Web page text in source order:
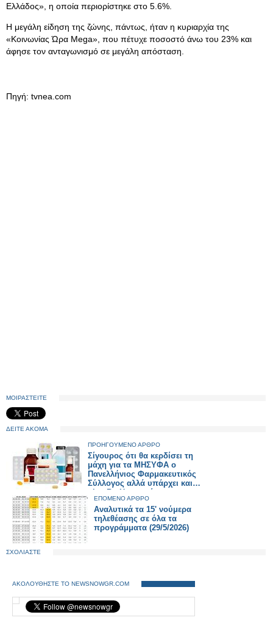
Ελλάδος», η οποία περιορίστηκε στο 5.6%.
Η μεγάλη είδηση της ζώνης, πάντως, ήταν η κυριαρχία της
«Κοινωνίας Ώρα Mega», που πέτυχε ποσοστό άνω του 23% και
άφησε τον ανταγωνισμό σε μεγάλη απόσταση.
Πηγή: tvnea.com
ΜΟΙΡΑΣΤΕΙΤΕ
ΔΕΙΤΕ ΑΚΟΜΑ
ΠΡΟΗΓΟΥΜΕΝΟ ΑΡΘΡΟ
Σίγουρος ότι θα κερδίσει τη
μάχη για τα ΜΗΣΥΦΑ ο
Πανελλήνιος Φαρμακευτικός
Σύλλογος αλλά υπάρχει και…
plan Β - Η ανακοίνωση του
Φαρμακευτικού Συλλόγου
Λάρισας
ΕΠΟΜΕΝΟ ΑΡΘΡΟ
Αναλυτικά τα 15' νούμερα
τηλεθέασης σε όλα τα
προγράμματα (29/5/2026)
ΣΧΟΛΙΑΣΤΕ
ΑΚΟΛΟΥΘΗΣΤΕ ΤΟ NEWSNOWGR.COM